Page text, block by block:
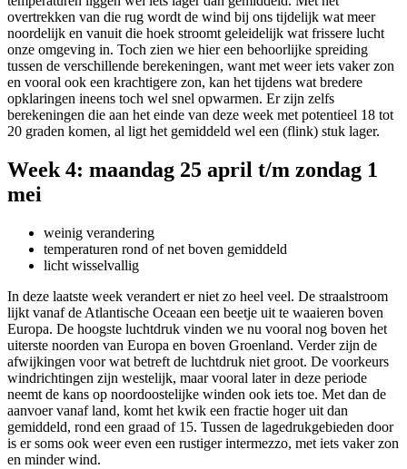
overtrekken van die rug wordt de wind bij ons tijdelijk wat meer
noordelijk en vanuit die hoek stroomt geleidelijk wat frissere lucht
onze omgeving in. Toch zien we hier een behoorlijke spreiding
tussen de verschillende berekeningen, want met weer iets vaker zon
en vooral ook een krachtigere zon, kan het tijdens wat bredere
opklaringen ineens toch wel snel opwarmen. Er zijn zelfs
berekeningen die aan het einde van deze week met potentieel 18 tot
20 graden komen, al ligt het gemiddeld wel een (flink) stuk lager.
Week 4: maandag 25 april t/m zondag 1
mei
weinig verandering
temperaturen rond of net boven gemiddeld
licht wisselvallig
In deze laatste week verandert er niet zo heel veel. De straalstroom
lijkt vanaf de Atlantische Oceaan een beetje uit te waaieren boven
Europa. De hoogste luchtdruk vinden we nu vooral nog boven het
uiterste noorden van Europa en boven Groenland. Verder zijn de
afwijkingen voor wat betreft de luchtdruk niet groot. De voorkeurs
windrichtingen zijn westelijk, maar vooral later in deze periode
neemt de kans op noordoostelijke winden ook iets toe. Met dan de
aanvoer vanaf land, komt het kwik een fractie hoger uit dan
gemiddeld, rond een graad of 15. Tussen de lagedrukgebieden door
is er soms ook weer even een rustiger intermezzo, met iets vaker zon
en minder wind.